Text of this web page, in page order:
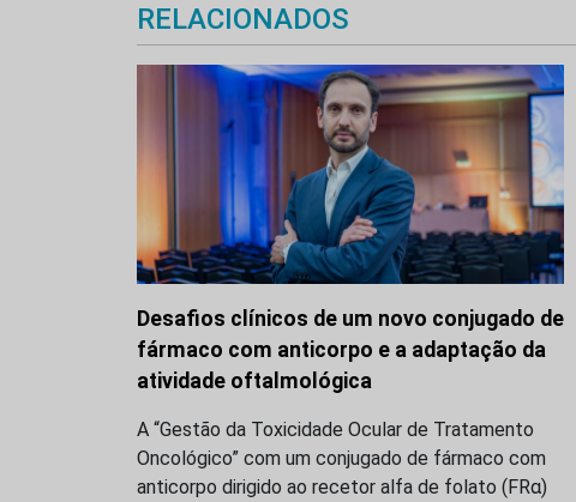
RELACIONADOS
Desafios clínicos de um novo conjugado de
fármaco com anticorpo e a adaptação da
atividade oftalmológica
A “Gestão da Toxicidade Ocular de Tratamento
Oncológico” com um conjugado de fármaco com
anticorpo dirigido ao recetor alfa de folato (FRα)